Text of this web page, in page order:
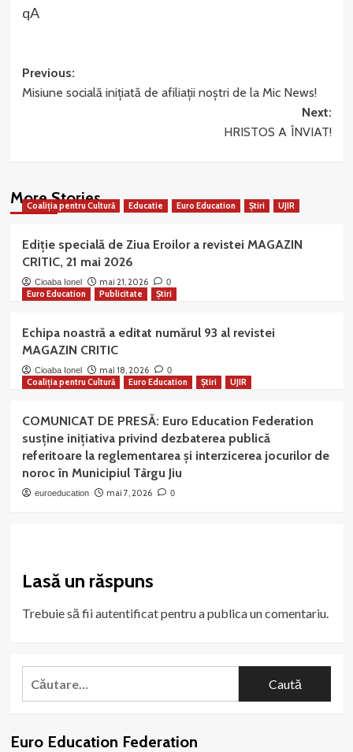
qA
Post
navigation
Previous:
Misiune socială inițiată de afiliații noștri de la Mic News!
Next:
HRISTOS A ÎNVIAT!
More Stories
Coaliția pentru Cultură Educatie Euro Education Știri UJIR
Ediție specială de Ziua Eroilor a revistei MAGAZIN
CRITIC, 21 mai 2026
Cioaba Ionel mai 21, 2026 0
Euro Education Publicitate Știri
Echipa noastră a editat numărul 93 al revistei
MAGAZIN CRITIC
Cioaba Ionel mai 18, 2026 0
Coaliția pentru Cultură Euro Education Știri UJIR
COMUNICAT DE PRESĂ: Euro Education Federation
susține inițiativa privind dezbaterea publică
referitoare la reglementarea și interzicerea jocurilor de
noroc în Municipiul Târgu Jiu
euroeducation mai 7, 2026 0
Lasă un răspuns
Trebuie să fiiautentificatpentru a publica un comentariu.
Caută
Euro Education Federation